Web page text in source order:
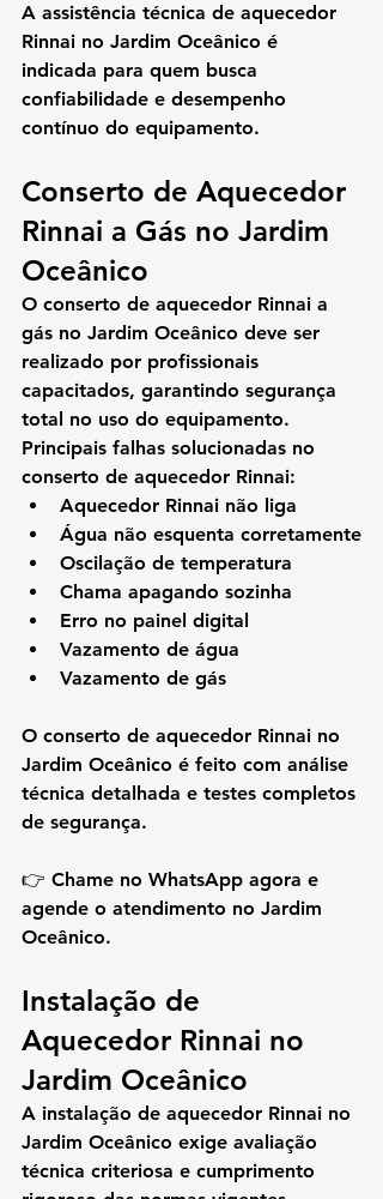
A assistência técnica de aquecedor
Rinnai no Jardim Oceânico é
indicada para quem busca
confiabilidade e desempenho
contínuo do equipamento.
Conserto de Aquecedor
Rinnai a Gás no Jardim
Oceânico
O conserto de aquecedor Rinnai a
gás no Jardim Oceânico deve ser
realizado por profissionais
capacitados, garantindo segurança
total no uso do equipamento.
Principais falhas solucionadas no
conserto de aquecedor Rinnai:
Aquecedor Rinnai não liga
Água não esquenta corretamente
Oscilação de temperatura
Chama apagando sozinha
Erro no painel digital
Vazamento de água
Vazamento de gás
O conserto de aquecedor Rinnai no
Jardim Oceânico é feito com análise
técnica detalhada e testes completos
de segurança.
👉 Chame no WhatsApp agora e
agende o atendimento no Jardim
Oceânico.
Instalação de
Aquecedor Rinnai no
Jardim Oceânico
A instalação de aquecedor Rinnai no
Jardim Oceânico exige avaliação
técnica criteriosa e cumprimento